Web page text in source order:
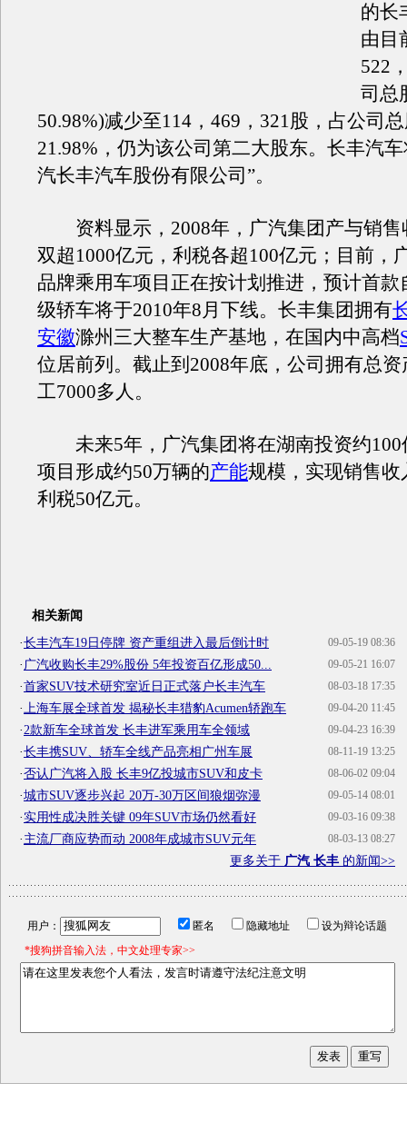
的长
由目
522
司总
50.98%)减少至114，469，321股，占公司
21.98%，仍为该公司第二大股东。长丰汽
汽长丰汽车股份有限公司”。
资料显示，2008年，广汽集团产与销售
双超1000亿元，利税各超100亿元；目前，
品牌乘用车项目正在按计划推进，预计首款
级轿车将于2010年8月下线。长丰集团拥有
安徽滁州三大整车生产基地，在国内中高档
位居前列。截止到2008年底，公司拥有总
工7000多人。
未来5年，广汽集团将在湖南投资约100
项目形成约50万辆的产能规模，实现销售收
利税50亿元。
相关新闻
09-05-19 08:36
·长丰汽车19日停牌 资产重组进入最后倒计时
09-05-21 16:07
· 广汽收购长丰29%股份 5年投资百亿形成50...
08-03-18 17:35
·首家SUV技术研究室近日正式落户长丰汽车
09-04-20 11:45
· 上海车展全球首发 揭秘长丰猎豹Acumen轿跑车
09-04-23 16:39
·2款新车全球首发 长丰进军乘用车全领域
08-11-19 13:25
·长丰携SUV、轿车全线产品亮相广州车展
08-06-02 09:04
·否认广汽将入股 长丰9亿投城市SUV和皮卡
09-05-14 08:01
·城市SUV逐步兴起 20万-30万区间狼烟弥漫
09-03-16 09:38
·实用性成决胜关键 09年SUV市场仍然看好
08-03-13 08:27
·主流厂商应势而动 2008年成城市SUV元年
更多关于 广汽 长丰 的新闻>>
用户： 匿名 隐藏地址
设为辩论话题
*搜狗拼音输入法，中文处理专家>>